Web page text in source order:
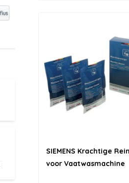
SIEMENS Krachtige
voor Vaatwasmachine